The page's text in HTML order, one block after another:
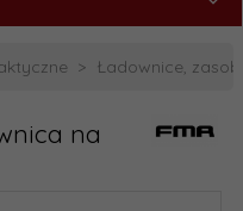
Ładownice,
na